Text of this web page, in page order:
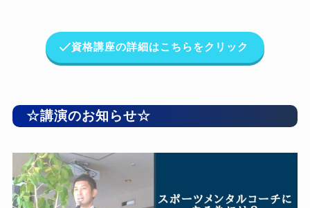
資格講座の詳細はこちらをクリック
☆講演のお知らせ☆